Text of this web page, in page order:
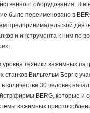
оборудования,
было переименовано в
предпринимательской
и инструмента к ним по
уровня техники зажимных
станков Вильгельм Берг с
количестве 30 человек
фирмы BERG, которые и
зажимных